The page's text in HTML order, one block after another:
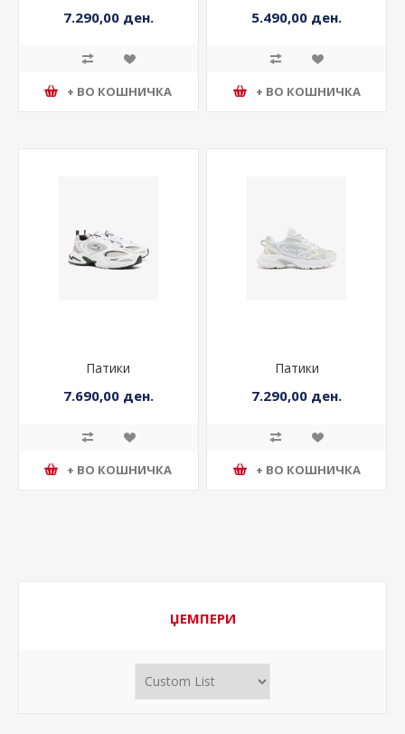
7.290,00 ден.
+ ВО КОШНИЧКА
5.490,00 ден.
+ ВО КОШНИЧКА
Патики
7.690,00 ден.
+ ВО КОШНИЧКА
Патики
7.290,00 ден.
+ ВО КОШНИЧКА
ЏЕМПЕРИ